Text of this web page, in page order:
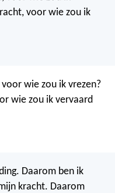
voor wie zou ik
voor wie zou ik vrezen?
wie zou ik vervaard
Daarom ben ik
kracht. Daarom